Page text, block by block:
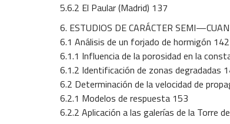
5.6.2 El Paular (Madrid) 137
6. ESTUDIOS DE CARÁCTER
6.1 Análisis de un forjado de hormigón 142
6.1.1 Influencia de la porosidad en la
6.1.2 Identificación de zonas degradadas
6.2 Determinación de la velocidad de
6.2.1 Modelos de respuesta 153
6.2.2 Aplicación a las galerías de la Torre